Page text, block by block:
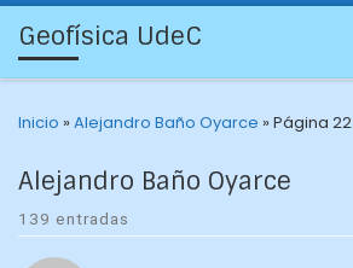
Geofísica UdeC
Inicio »Alejandro Baño Oyarce »Página 22
Alejandro Baño Oyarce
139 entradas